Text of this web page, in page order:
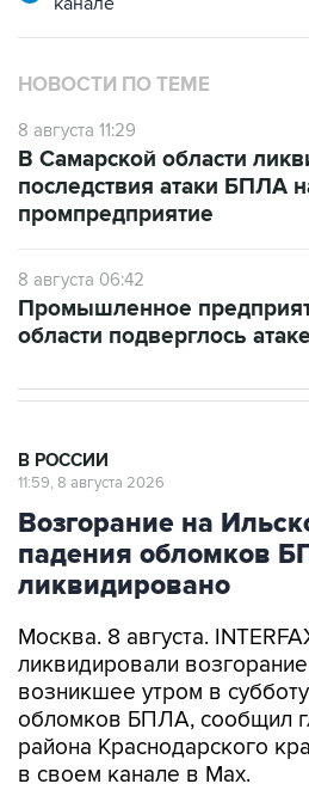
НОВОСТИ ПО ТЕМЕ
8 августа 11:29
В Самарской области
последствия атаки БПЛА
промпредприятие
8 августа 06:42
Промышленное
области подверглось
В РОССИИ
11:59, 8 августа 2026
Возгорание на
падения обломков
ликвидировано
Москва. 8 августа.
ликвидировали
возникшее утром в
обломков БПЛА, сообщил
района Краснодарского
в своем канале в Max.